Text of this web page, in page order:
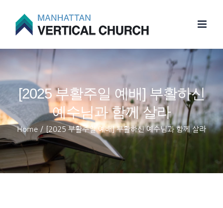
[2025 부활주일 예배] 부활하신
예수님과 함께 살라
Home / [2025 부활주일 예배] 부활하신 예수님과 함께 살라